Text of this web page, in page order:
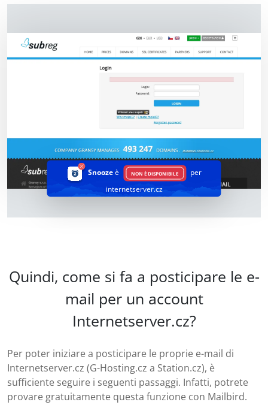
Snoozeè NON È DISPONIBILE
per
internetserver.cz
Quindi, come si fa a posticipare le e-
mail per un account
Internetserver.cz?
Per poter iniziare a posticipare le proprie e-mail di
Internetserver.cz (G-Hosting.cz a Station.cz), è
sufficiente seguire i seguenti passaggi. Infatti, potrete
provare gratuitamente questa funzione con Mailbird.